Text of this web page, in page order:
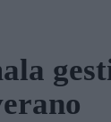
Andalucía